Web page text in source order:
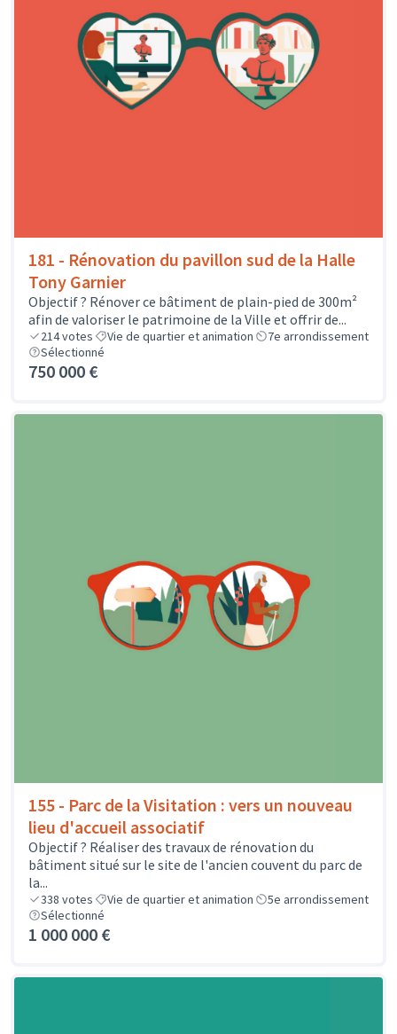
181 - Rénovation du pavillon sud de la Halle
Tony Garnier
Objectif ? Rénover ce bâtiment de plain-pied de 300m²
afin de valoriser le patrimoine de la Ville et offrir de...
214votes Vie de quartier et animation
7e arrondissement
Sélectionné
750 000 €
155 - Parc de la Visitation : vers un nouveau
lieu d'accueil associatif
Objectif ? Réaliser des travaux de rénovation du
bâtiment situé sur le site de l'ancien couvent du parc de
la...
338 votes Vie de quartier et animation
5e arrondissement
Sélectionné
1 000 000 €